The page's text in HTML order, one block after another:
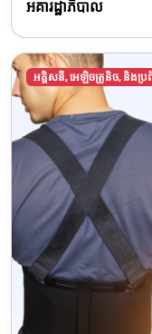
អគារដ្ឋាភិបាល
អគ្គិសនី, អេឡិចត្រូនិច, និងប្រព័